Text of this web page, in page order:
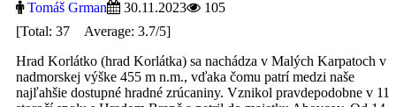
Tomáš Grman 30.11.2023
105
[Total: 37 Average: 3.7/5]
Hrad Korlátko (hrad Korlátka) sa nachádza v Malých Karpatoch v
nadmorskej výške 455 m n.m., vďaka čomu patrí medzi naše
najľahšie dostupné hradné zrúcaniny. Vznikol pravdepodobne v 11.